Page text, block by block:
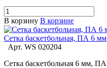
В корзину В корзине
Сетка баскетбольная, ПА 6 мм
Арт. WS 020204
Сетка баскетбольная 6 мм, ПА